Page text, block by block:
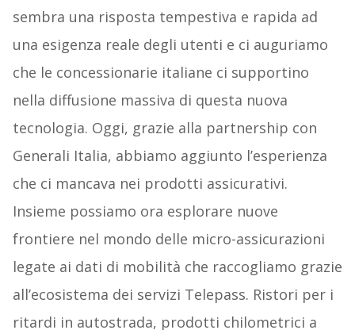
sembra una risposta tempestiva e rapida ad
una esigenza reale degli utenti e ci auguriamo
che le concessionarie italiane ci supportino
nella diffusione massiva di questa nuova
tecnologia. Oggi, grazie alla partnership con
Generali Italia, abbiamo aggiunto l’esperienza
che ci mancava nei prodotti assicurativi.
Insieme possiamo ora esplorare nuove
frontiere nel mondo delle micro-assicurazioni
legate ai dati di mobilità che raccogliamo grazie
all’ecosistema dei servizi Telepass. Ristori per i
ritardi in autostrada, prodotti chilometrici a